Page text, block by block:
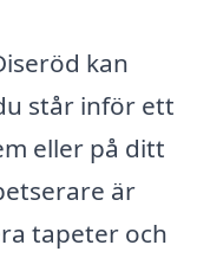
kan
står inför ett
eller på ditt
är
tapeter och